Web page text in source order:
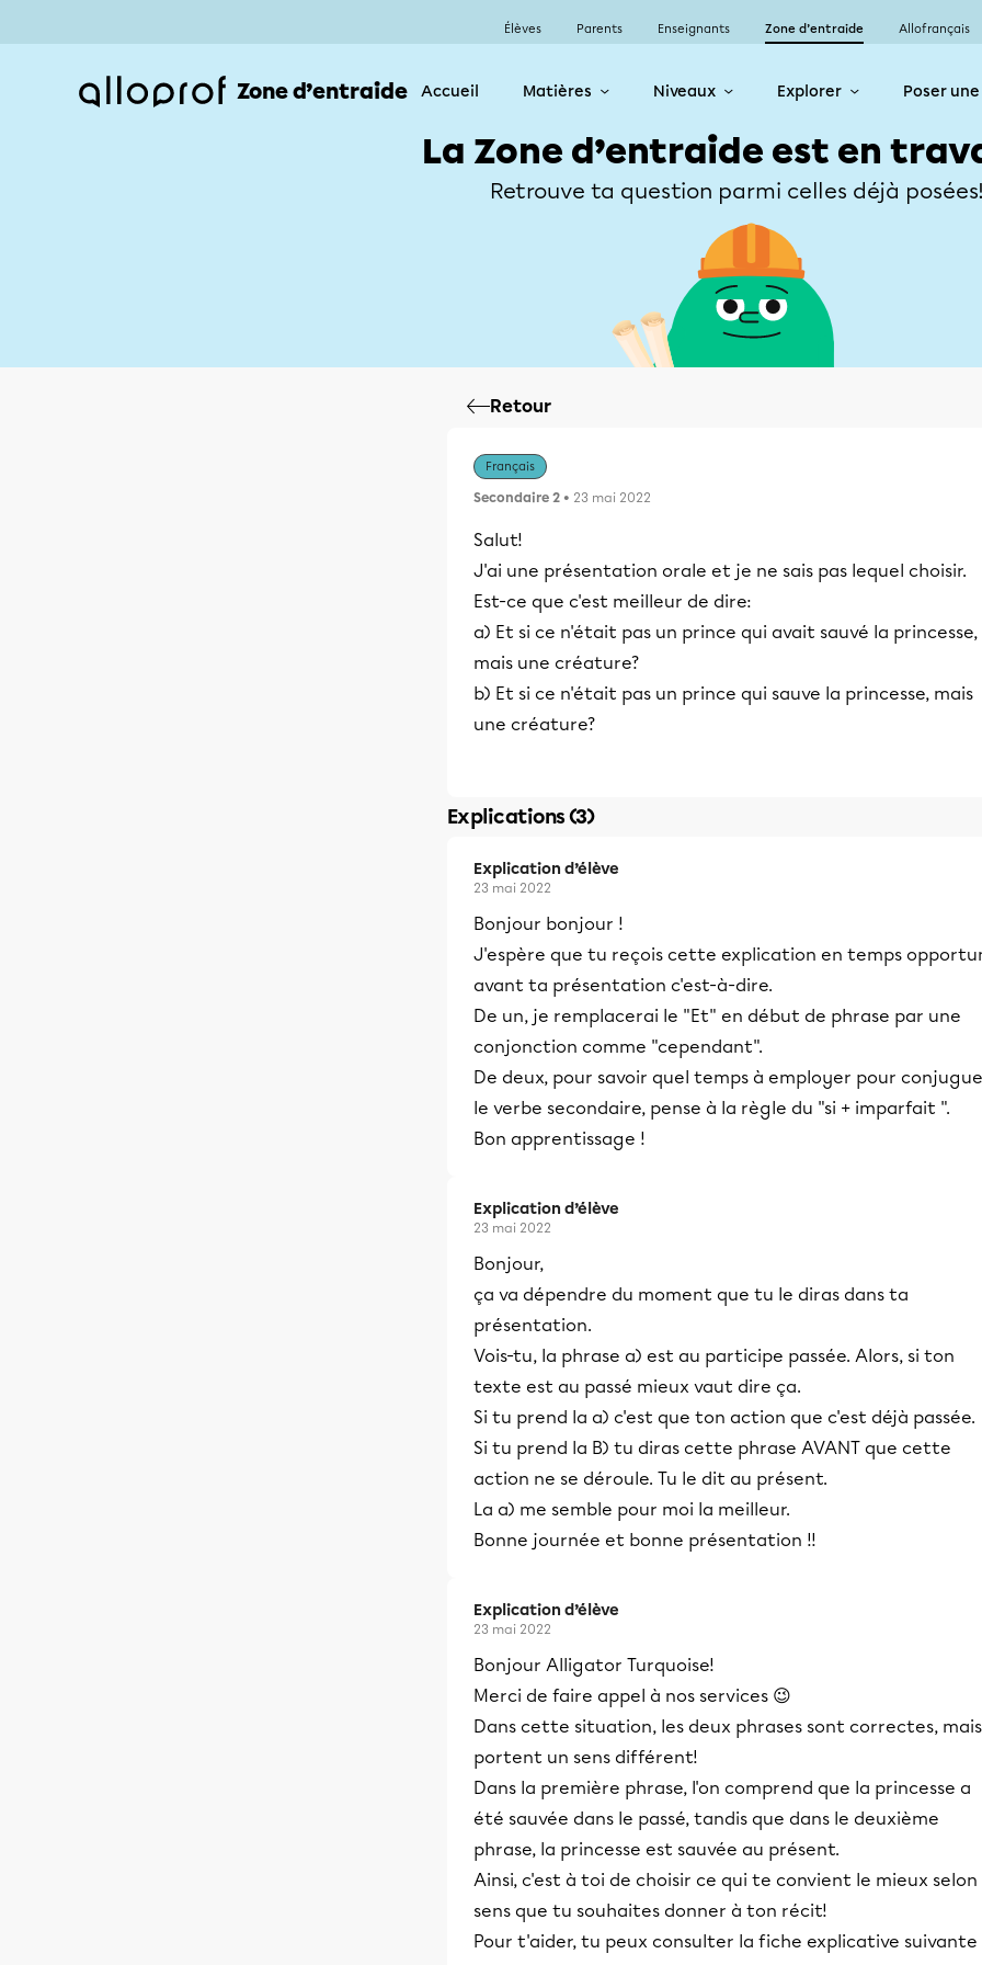
Élèves Parents Enseignants Zone d’entraide Allofrançais
Zone d’entraide Accueil Matières Niveaux Explorer Poser
La Zone d’entraide est en
Retrouve ta question parmi celles déjà
Retour
Français
Secondaire 2 • 23 mai 2022
Salut!
J'ai une présentation orale et je ne sais pas lequel choisir.
Est-ce que c'est meilleur de dire:
a) Et si ce n'était pas un prince qui avait sauvé la princesse,
mais une créature?
b) Et si ce n'était pas un prince qui sauve la princesse, mais
une créature?
Explications (3)
Explication d’élève
23 mai 2022
Bonjour bonjour !
J'espère que tu reçois cette explication en temps
avant ta présentation c'est-à-dire.
De un, je remplacerai le "Et" en début de phrase par une
conjonction comme "cependant".
De deux, pour savoir quel temps à employer pour
le verbe secondaire, pense à la règle du "si + imparfait ".
Bon apprentissage !
Explication d’élève
23 mai 2022
Bonjour,
ça va dépendre du moment que tu le diras dans ta
présentation.
Vois-tu, la phrase a) est au participe passée. Alors, si ton
texte est au passé mieux vaut dire ça.
Si tu prend la a) c'est que ton action que c'est déjà passée.
Si tu prend la B) tu diras cette phrase AVANT que cette
action ne se déroule. Tu le dit au présent.
La a) me semble pour moi la meilleur.
Bonne journée et bonne présentation !!
Explication d’élève
23 mai 2022
Bonjour Alligator Turquoise!
Merci de faire appel à nos services 😉
Dans cette situation, les deux phrases sont correctes, mais
portent un sens différent!
Dans la première phrase, l'on comprend que la princesse a
été sauvée dans le passé, tandis que dans le deuxième
phrase, la princesse est sauvée au présent.
Ainsi, c'est à toi de choisir ce qui te convient le mieux selon
sens que tu souhaites donner à ton récit!
Pour t'aider, tu peux consulter la fiche explicative suivante